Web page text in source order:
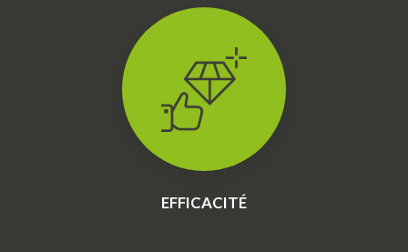
EFFICACITÉ